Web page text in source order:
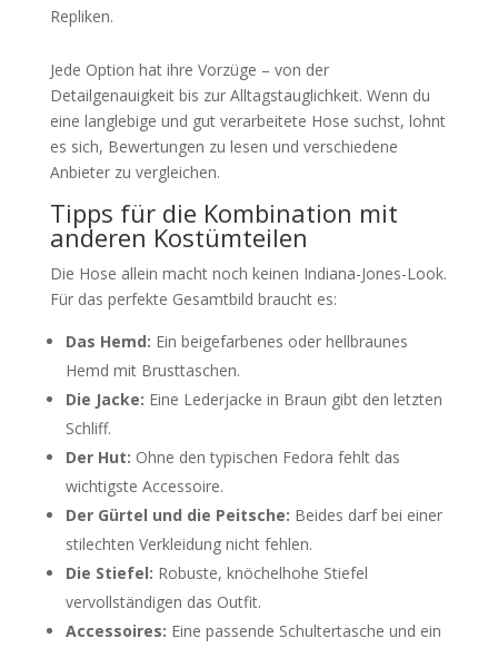
Repliken.
Jede Option hat ihre Vorzüge – von der
Detailgenauigkeit bis zur Alltagstauglichkeit. Wenn du
eine langlebige und gut verarbeitete Hose suchst, lohnt
es sich, Bewertungen zu lesen und verschiedene
Anbieter zu vergleichen.
Tipps für die Kombination mit
anderen Kostümteilen
Die Hose allein macht noch keinen Indiana-Jones-Look.
Für das perfekte Gesamtbild braucht es:
Das Hemd: Ein beigefarbenes oder hellbraunes
Hemd mit Brusttaschen.
Die Jacke: Eine Lederjacke in Braun gibt den letzten
Schliff.
Der Hut: Ohne den typischen Fedora fehlt das
wichtigste Accessoire.
Der Gürtel und die Peitsche: Beides darf bei einer
stilechten Verkleidung nicht fehlen.
Die Stiefel: Robuste, knöchelhohe Stiefel
vervollständigen das Outfit.
Accessoires: Eine passende Schultertasche und ein